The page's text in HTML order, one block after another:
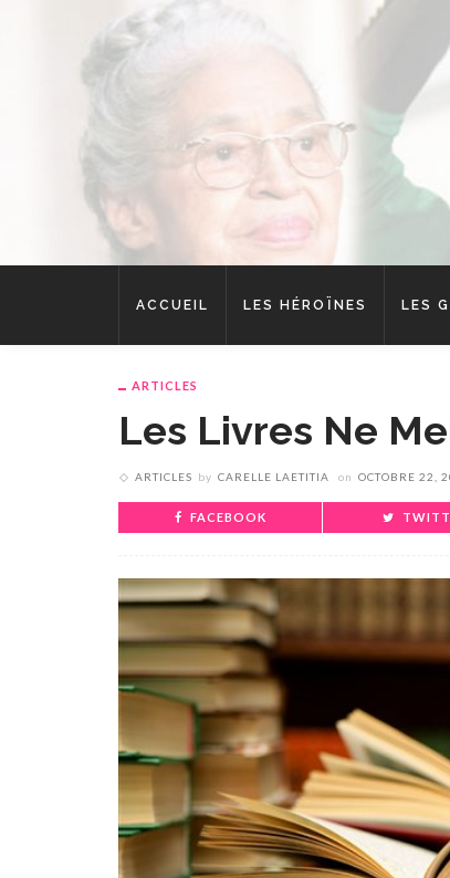
ACCUEIL LES HÉROÏNES LES
ARTICLES
Les Livres Ne
ARTICLES by CARELLE LAETITIA on OCTOBRE 22,
FACEBOOK